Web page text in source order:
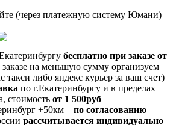
(через платежную систему Юмани)
бесплатно при заказе от
на меньшую сумму организуем
такси либо яндекс курьер за ваш счет)
по г.Екатеринбургу и в пределах
стоимость от 1 500руб
+50км – по согласованию
рассчитывается индивидуально